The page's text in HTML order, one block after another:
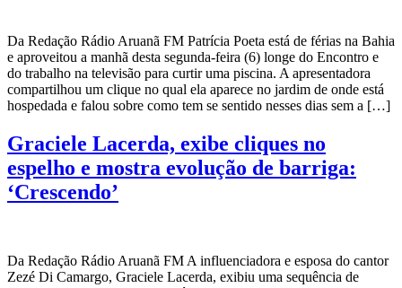
Da Redação Rádio Aruanã FM Patrícia Poeta está de férias na Bahia
e aproveitou a manhã desta segunda-feira (6) longe do Encontro e
do trabalho na televisão para curtir uma piscina. A apresentadora
compartilhou um clique no qual ela aparece no jardim de onde está
hospedada e falou sobre como tem se sentido nesses dias sem a […]
Graciele Lacerda, exibe cliques no
espelho e mostra evolução de barriga:
‘Crescendo’
Da Redação Rádio Aruanã FM A influenciadora e esposa do cantor
Zezé Di Camargo, Graciele Lacerda, exibiu uma sequência de